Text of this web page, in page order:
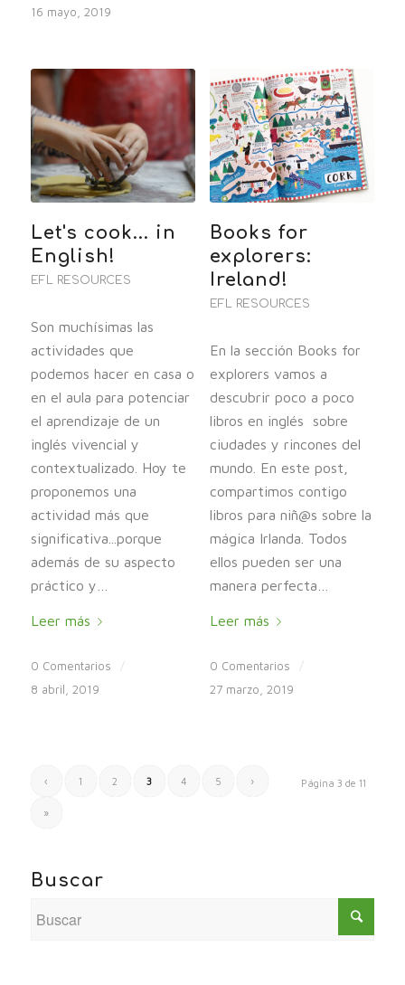
16 mayo, 2019
Let's cook... in
English!
EFL RESOURCES
Son muchísimas las
actividades que
podemos hacer en casa o
en el aula para potenciar
el aprendizaje de un
inglés vivencial y
contextualizado. Hoy te
proponemos una
actividad más que
significativa...porque
además de su aspecto
práctico y…
Leer más
0 Comentarios
/
8 abril, 2019
Books for
explorers:
Ireland!
EFL RESOURCES
En la sección Books for
explorers vamos a
descubrir poco a poco
libros en inglés sobre
ciudades y rincones del
mundo. En este post,
compartimos contigo
libros para niñ@s sobre la
mágica Irlanda. Todos
ellos pueden ser una
manera perfecta…
Leer más
0 Comentarios
/
27 marzo, 2019
Página 3 de 11
‹ 1 2 3 4 5 ›
»
Buscar